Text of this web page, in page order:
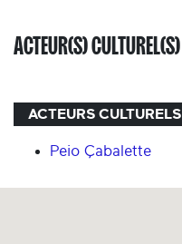
ACTEUR(S) CULTUREL(S)
ACTEURS CULTURELS
Peio Çabalette